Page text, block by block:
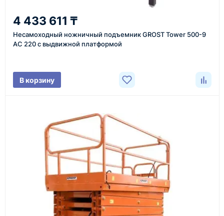
Отправка
Проверяем товар перед отправкой, организуем
доставку и передаём клиенту данные по отгрузке.
Доставка оборудования
поставляются транспортными компаниями.
Основные поставки выполняются из России,
Казахстана и Китая — в зависимости от выбранного
поставщика, наличия товара и условий сделки.
Перед отгрузкой товары проходят визуальную
проверку. По запросу клиента мы можем отправить
фото- или видеоотчёт о состоянии товара на
момент отправки.
4 433 611 ₸
Несамоходный ножничный подъемник GROST Tower 500-9
АС 220 с выдвижной платформой
В корзину